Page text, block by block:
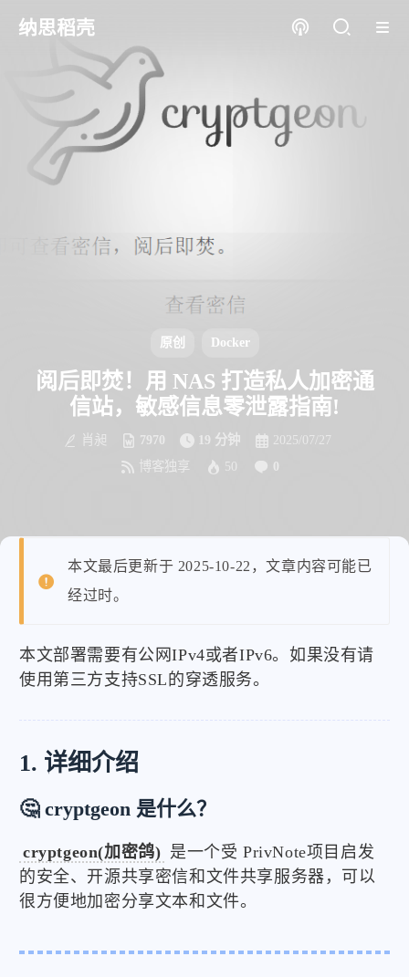
纳思稻壳
原创 Docker
阅后即焚！用 NAS 打造私人加密通
信站，敏感信息零泄露指南!
肖昶 7970 19 分钟
2025/07/27
博客独享
50 0
本文最后更新于 2025-10-22，文章内容可能已
经过时。
本文部署需要有公网IPv4或者IPv6。如果没有请
使用第三方支持SSL的穿透服务。
1. 详细介绍
🤔 cryptgeon 是什么？
cryptgeon(加密鸽) 是一个受 PrivNote项目启发
的安全、开源共享密信和文件共享服务器，可以
很方便地加密分享文本和文件。